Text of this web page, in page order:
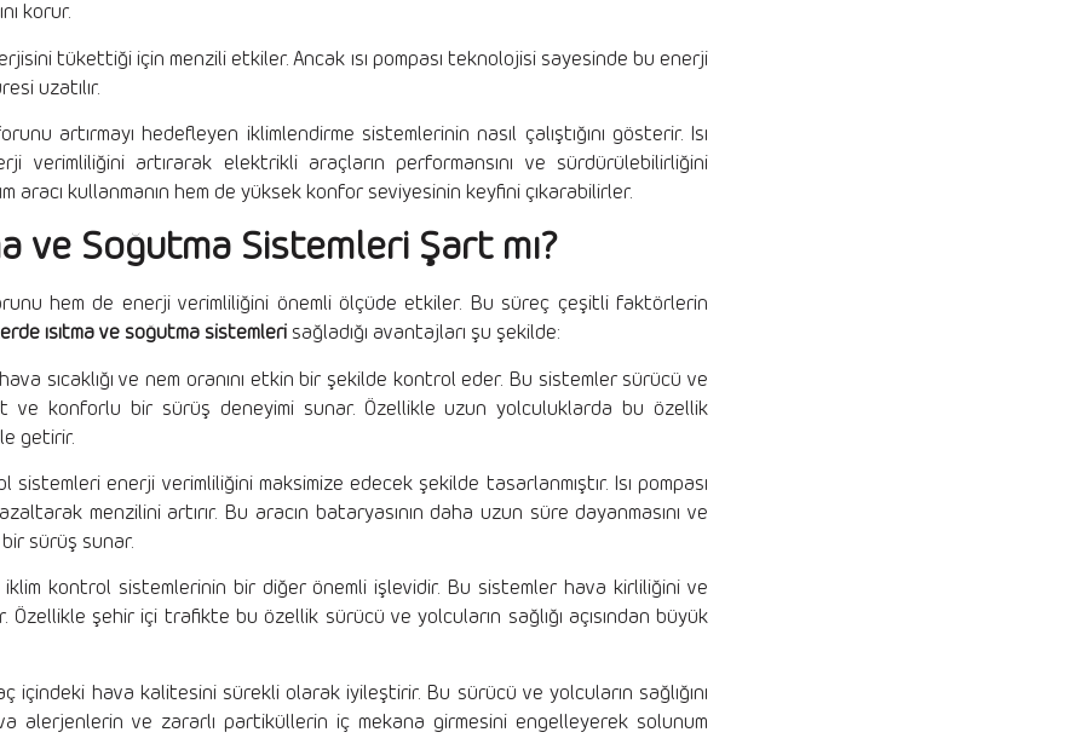
korur.
tükettiği için menzili etkiler. Ancak ısı pompası teknolojisi sayesinde bu enerji
uzatılır.
artırmayı hedefleyen iklimlendirme sistemlerinin nasıl çalıştığını gösterir. Isı
verimliliğini artırarak elektrikli araçların performansını ve sürdürülebilirliğini
aracı kullanmanın hem de yüksek konfor seviyesinin keyfini çıkarabilirler.
ve Soğutma Sistemleri Şart mı?
hem de enerji verimliliğini önemli ölçüde etkiler. Bu süreç çeşitli faktörlerin
ısıtma ve soğutma sistemleri sağladığı avantajları şu şekilde:
sıcaklığı ve nem oranını etkin bir şekilde kontrol eder. Bu sistemler sürücü ve
ve konforlu bir sürüş deneyimi sunar. Özellikle uzun yolculuklarda bu özellik
getirir.
enerji verimliliğini maksimize edecek şekilde tasarlanmıştır. Isı pompası
menzilini artırır. Bu aracın bataryasının daha uzun süre dayanmasını ve
sürüş sunar.
kontrol sistemlerinin bir diğer önemli işlevidir. Bu sistemler hava kirliliğini ve
şehir içi trafikte bu özellik sürücü ve yolcuların sağlığı açısından büyük
içindeki hava kalitesini sürekli olarak iyileştirir. Bu sürücü ve yolcuların sağlığını
alerjenlerin ve zararlı partiküllerin iç mekana girmesini engelleyerek solunum